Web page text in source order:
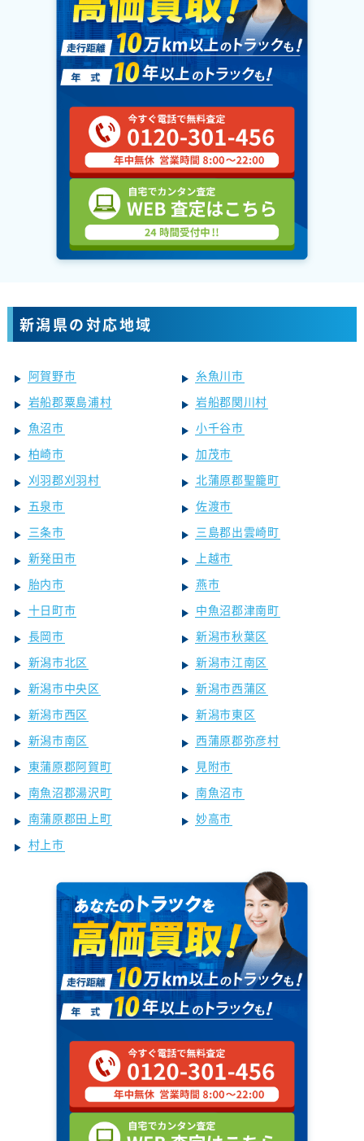
新潟県の対応地域
阿賀野市
糸魚川市
岩船郡粟島浦村
岩船郡関川村
魚沼市
小千谷市
柏崎市
加茂市
刈羽郡刈羽村
北蒲原郡聖籠町
五泉市
佐渡市
三条市
三島郡出雲崎町
新発田市
上越市
胎内市
燕市
十日町市
中魚沼郡津南町
長岡市
新潟市秋葉区
新潟市北区
新潟市江南区
新潟市中央区
新潟市西蒲区
新潟市西区
新潟市東区
新潟市南区
西蒲原郡弥彦村
東蒲原郡阿賀町
見附市
南魚沼郡湯沢町
南魚沼市
南蒲原郡田上町
妙高市
村上市